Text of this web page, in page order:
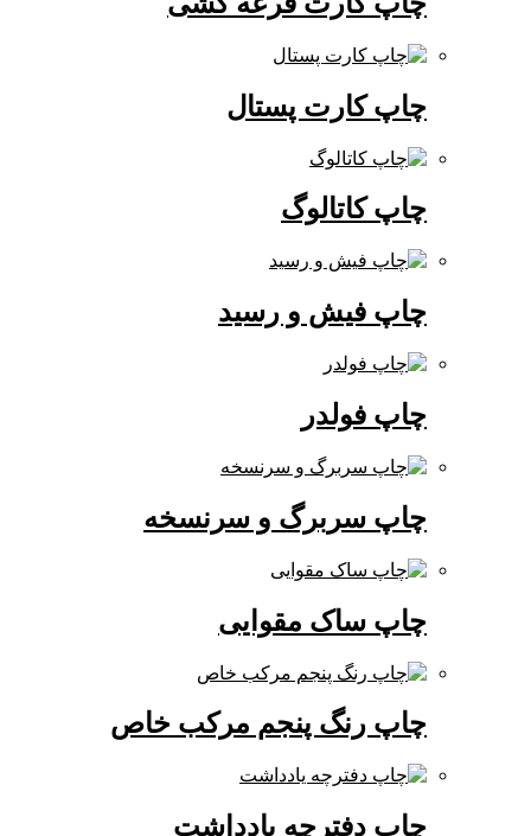
چاپ کارت پستال
چاپ کاتالوگ
چاپ فیش و رسید
چاپ فولدر
چاپ سربرگ و سرنسخه
چاپ ساک مقوایی
چاپ رنگ پنجم مرکب خاص
چاپ دفترچه یادداشت